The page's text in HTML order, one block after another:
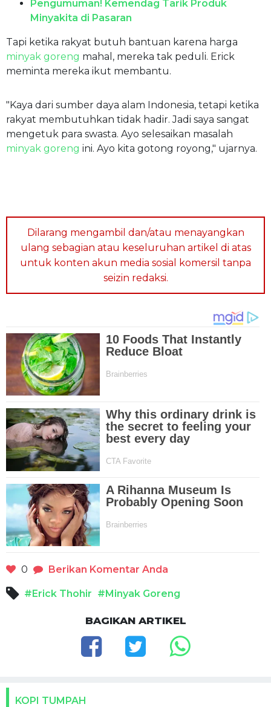
Pengumuman! Kemendag Tarik Produk
Minyakita di Pasaran
Tapi ketika rakyat butuh bantuan karena harga
minyak goreng mahal, mereka tak peduli. Erick
meminta mereka ikut membantu.
"Kaya dari sumber daya alam Indonesia, tetapi ketika
rakyat membutuhkan tidak hadir. Jadi saya sangat
mengetuk para swasta. Ayo selesaikan masalah
minyak goreng ini. Ayo kita gotong royong," ujarnya.
Dilarang mengambil dan/atau menayangkan
ulang sebagian atau keseluruhan artikel di atas
untuk konten akun media sosial komersil tanpa
seizin redaksi.
0 Berikan Komentar Anda
#Erick Thohir #Minyak Goreng
BAGIKAN ARTIKEL
KOPI TUMPAH